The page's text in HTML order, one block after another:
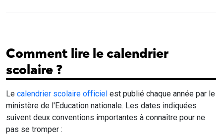
Comment lire le calendrier
scolaire ?
Le calendrier scolaire officiel est publié chaque année par le
ministère de l'Education nationale. Les dates indiquées
suivent deux conventions importantes à connaître pour ne
pas se tromper :